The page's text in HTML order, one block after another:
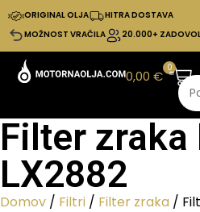
ORIGINAL OLJA
HITRA DOSTAVA
MOŽNOST VRAČILA
20.000+
0,00€
0
Filter zraka
LX2882
Domov / Filtri / Filter zraka /